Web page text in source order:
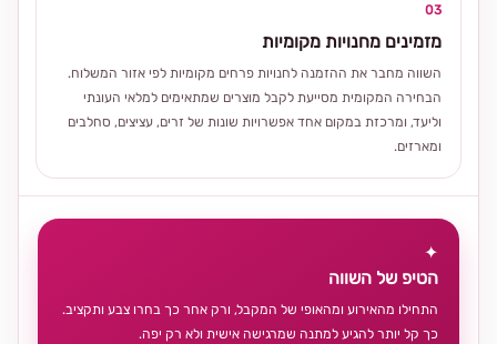
03
מזמינים מחנויות מקומיות
השווה מחבר את ההזמנה לחנויות פרחים מקומיות לפי אזור המשלוח.
הבחירה המקומית מסייעת לקבל מוצרים שמתאימים למלאי העונתי
וליעד, ומרכזת במקום אחד אפשרויות שונות של זרים, עציצים, סחלבים
ומארזים.
✦
הטיפ של השווה
התחילו מהאירוע ומהאופי של המקבל, ורק אחר כך בחרו צבע ותקציב.
כך קל יותר להגיע למתנה שמרגישה אישית ולא רק יפה.